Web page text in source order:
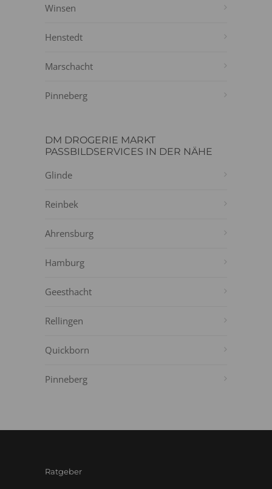
Winsen
Henstedt
Marschacht
Pinneberg
DM DROGERIE MARKT
PASSBILDSERVICES IN DER NÄHE
Glinde
Reinbek
Ahrensburg
Hamburg
Geesthacht
Rellingen
Quickborn
Pinneberg
Ratgeber